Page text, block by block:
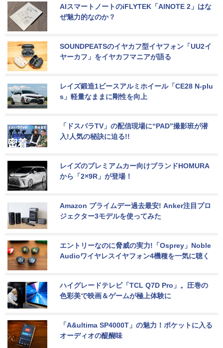
AIスマートノートのiFLYTEK「AINOTE 2」はな
ぜ魅力的なのか？
SOUNDPEATSのイヤカフ型イヤフォン「UU2イ
ヤーカフ」をイヤカフマニアが語る
レイズ鍛造1ピースアルミホイール「CE28 N-plu
s」軽量なままに剛性を向上
「ドスパラTV」の配信現場に“PAD”撮影班が潜
入!人気の秘訣に迫る!!
レイズのプレミアムカー向けブランドHOMURA
から「2×9R」が登場！
Amazon プライムデー過去最安! Anker注目プロ
ジェクター3モデルを使ってみた
エントリーなのに脅威の実力!「Osprey」Noble
Audioワイヤレスイヤフォン4機種を一気に聴く
ハイグレードテレビ「TCL Q7D Pro」。圧巻の
色彩美で映画＆ゲームが極上体験に
「A&ultima SP4000T」の魅力！ポケットに入る
オーディオの醍醐味